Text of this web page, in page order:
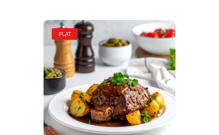
PLAT